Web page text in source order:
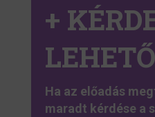
+
Ha az előadás
maradt kérdése a